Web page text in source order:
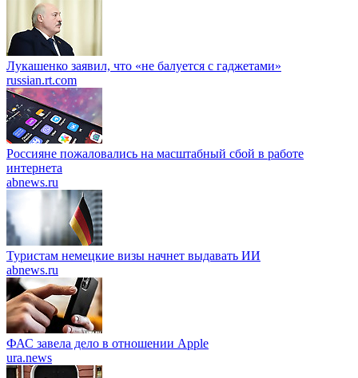
Лукашенко заявил, что «не балуется с гаджетами»
russian.rt.com
Россияне пожаловались на масштабный сбой в работе
интернета
abnews.ru
Туристам немецкие визы начнет выдавать ИИ
abnews.ru
ФАС завела дело в отношении Apple
ura.news